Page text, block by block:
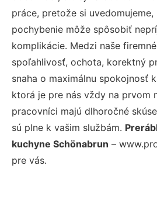
práce, pretože si uvedomujeme,
pochybenie môže spôsobiť
komplikácie. Medzi naše
spoľahlivosť, ochota, korektný
snaha o maximálnu spokojnosť
ktorá je pre nás vždy na prvom
pracovníci majú dlhoročné
sú plne k vašim službám.
kuchyne Schönabrun –
pre vás.